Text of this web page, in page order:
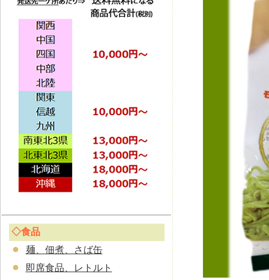
◇食品
麺、佃煮、さば缶
即席食品、レトルト